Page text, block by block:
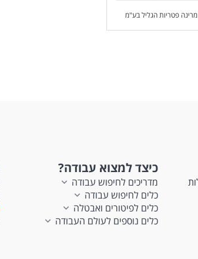
מרינה פטריות הגליל בע"מ
כיצד למצוא עבודה?
מדריכים לחיפוש עבודה
כלים לחיפוש עבודה
כלים לפיטורים ואבטלה
כלים נוספים לעולם העבודה